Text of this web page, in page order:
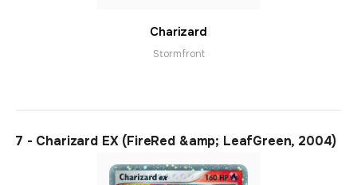
Charizard
Stormfront
7 - Charizard EX (FireRed &amp; LeafGreen, 2004)